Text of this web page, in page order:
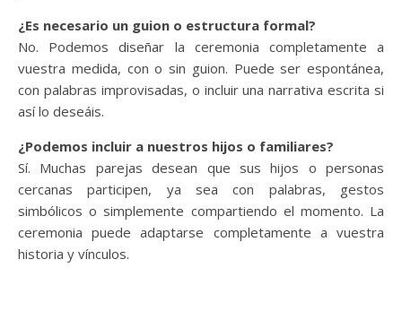
¿Es necesario un guion o estructura formal?
No. Podemos diseñar la ceremonia completamente a
vuestra medida, con o sin guion. Puede ser espontánea,
con palabras improvisadas, o incluir una narrativa escrita si
así lo deseáis.
¿Podemos incluir a nuestros hijos o familiares?
Sí. Muchas parejas desean que sus hijos o personas
cercanas participen, ya sea con palabras, gestos
simbólicos o simplemente compartiendo el momento. La
ceremonia puede adaptarse completamente a vuestra
historia y vínculos.